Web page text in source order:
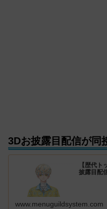
3Dお披露目配信が同
【歴代
披露目配
www.menuguildsystem.com